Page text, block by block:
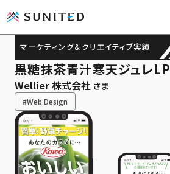
ソリューション
導入事例
課題解決コラム
マーケティング＆クリエイティブ実績
黒糖抹茶青汁寒天ジュレLP
Wellier 株式会社 さま
#Web Design